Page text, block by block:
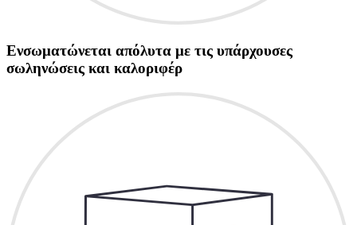
Ενσωματώνεται απόλυτα με τις υπάρχουσες
σωληνώσεις και καλοριφέρ